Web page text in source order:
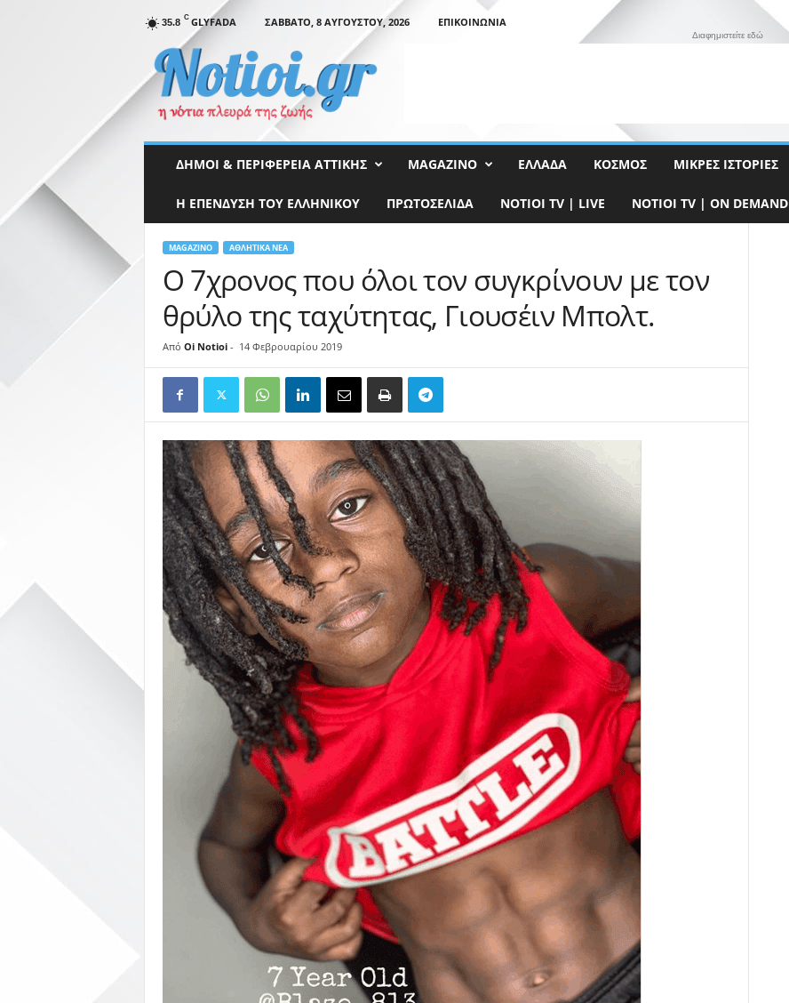
35.8 C GLYFADA ΣΆΒΒΑΤΟ, 8 ΑΥΓΟΎΣΤΟΥ, 2026
ΕΠΙΚΟΙΝΩΝΊΑ
t
Διαφημιστείτε εδώ
ΔΉΜΟΙ & ΠΕΡΙΦΈΡΕΙΑ ΑΤΤΙΚΉΣ MAGAZINO ΕΛΛΆΔΑ ΚΌΣΜΟΣ ΜΙΚΡΈΣ ΙΣΤΟΡΊΕΣ
Η ΕΠΕΝΔΥΣΗ ΤΟΥ ΕΛΛΗΝΙΚΟΥ ΠΡΩΤΟΣΈΛΙΔΑ NOTIOI TV | LIVE NOTIOI TV | ON DEMAND
MAGAZINO ΑΘΛΗΤΙΚΆ ΝΈΑ
O 7χρονος που όλοι τον συγκρίνουν με τον
θρύλο της ταχύτητας, Γιουσέιν Μπολτ.
Από Oi Notioi- 14 Φεβρουαρίου 2019